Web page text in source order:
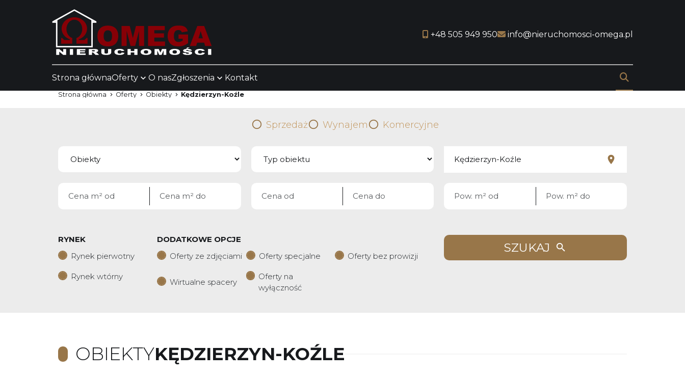
+48 505 949 950 info@nieruchomosci-omega.pl
Strona głównaOferty O nasZgłoszenia Kontakt
Strona główna Oferty Obiekty Kędzierzyn-Koźle
Sprzedaż Wynajem Komercyjne
RYNEK
Rynek pierwotny
Rynek wtórny
DODATKOWE OPCJE
Oferty ze zdjęciami
Oferty specjalne Oferty bez prowizji
Wirtualne spacery
Oferty na
wyłączność
SZUKAJ
OBIEKTYKĘDZIERZYN-KOŹLE